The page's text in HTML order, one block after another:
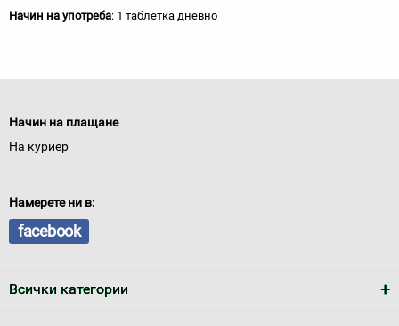
Начин на употреба: 1 таблетка дневно
Начин на плащане
На куриер
Намерете ни в:
facebook
Всички категории